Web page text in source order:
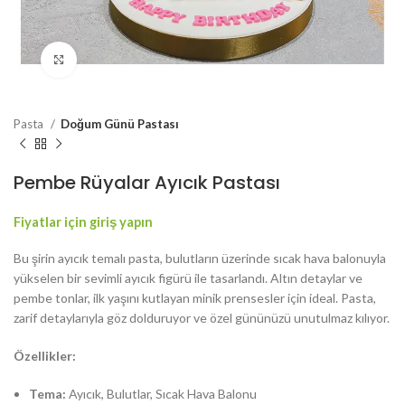
Resmi Büyüt
Pasta Doğum Günü Pastası
Pembe Rüyalar Ayıcık Pastası
Fiyatlar için giriş yapın
Bu şirin ayıcık temalı pasta, bulutların üzerinde sıcak hava balonuyla
yükselen bir sevimli ayıcık figürü ile tasarlandı. Altın detaylar ve
pembe tonlar, ilk yaşını kutlayan minik prensesler için ideal. Pasta,
zarif detaylarıyla göz dolduruyor ve özel gününüzü unutulmaz kılıyor.
Özellikler:
Tema: Ayıcık, Bulutlar, Sıcak Hava Balonu